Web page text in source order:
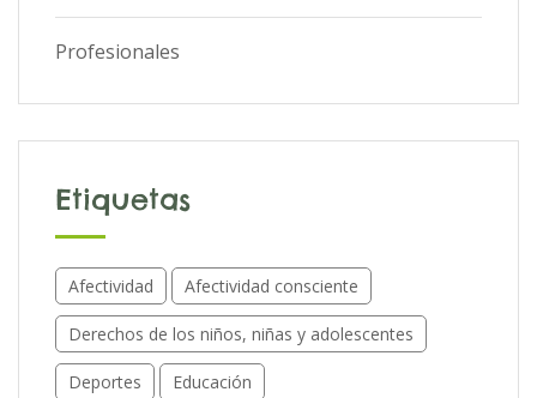
Profesionales
Etiquetas
Afectividad Afectividad consciente
Derechos de los niños, niñas y adolescentes
Deportes Educación